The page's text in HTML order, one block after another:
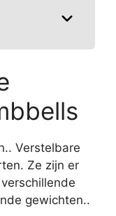
Verstelbare
Ze zijn er
gewichten..